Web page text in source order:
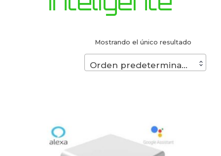
Mostrando el único resultado
Orden predeterminado